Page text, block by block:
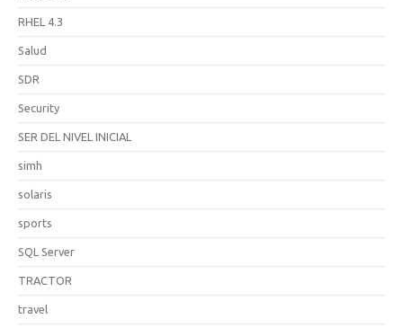
RHEL 4.3
Salud
SDR
Security
SER DEL NIVEL INICIAL
simh
solaris
sports
SQL Server
TRACTOR
travel